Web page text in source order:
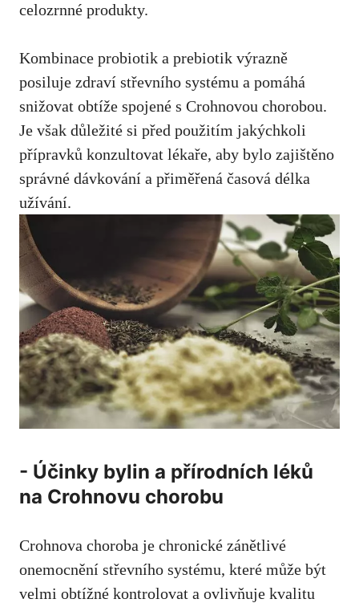
‌celozrnné ‍produkty.
Kombinace probiotik a prebiotik ⁤výrazně
‌posiluje zdraví střevního systému a pomáhá
snižovat obtíže spojené s Crohnovou chorobou.
Je ​však důležité si před použitím jakýchkoli
přípravků konzultovat lékaře, aby‍ bylo zajištěno
správné⁢ dávkování a přiměřená časová délka
užívání.
-⁢ Účinky⁢ bylin a přírodních léků
na Crohnovu‍ chorobu
Crohnova choroba je chronické ​zánětlivé‌
onemocnění střevního⁤ systému, které může být ​
velmi obtížné kontrolovat a‌ ovlivňuje ‌kvalitu